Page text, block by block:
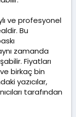
ve profesyonel
Bu
zamanda
Fiyatları
birkaç bin
yazıcılar,
tarafından